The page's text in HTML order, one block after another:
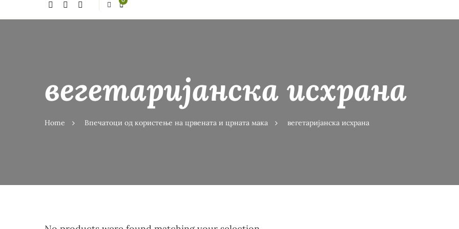
вегетаријанска исхрана
Home Впечатоци од користење на црвената и црната мака вегетаријанска исхрана